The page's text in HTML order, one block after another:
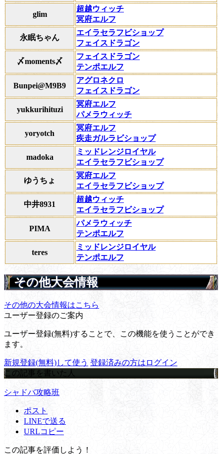
glim
超越ウィッチ
冥府エルフ
永眠ちゃん
エイラセラフビショップ
フェイスドラゴン
〆moments〆
フェイスドラゴン
テンポエルフ
Bunpei@M9B9
アグロネクロ
フェイスドラゴン
yukkurihituzi
冥府エルフ
パメラウィッチ
yoryotch
冥府エルフ
疾走ガルラビショップ
madoka
ミッドレンジロイヤル
エイラセラフビショップ
ゆうちょ
冥府エルフ
エイラセラフビショップ
中井8931
超越ウィッチ
エイラセラフビショップ
PIMA
パメラウィッチ
テンポエルフ
teres
ミッドレンジロイヤル
テンポエルフ
その他大会情報
その他の大会情報はこちら
ユーザー登録のご案内
ユーザー登録(無料)することで、この機能を使うことができ
ます。
新規登録(無料)して使う 登録済みの方はログイン
この記事を書いた人
シャドバ攻略班
ポスト
LINEで送る
URLコピー
この記事を評価しよう！